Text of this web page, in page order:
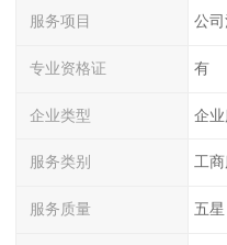
服务项目 公
专业资格证 有
企业类型 企
服务类别 工
服务质量 五星